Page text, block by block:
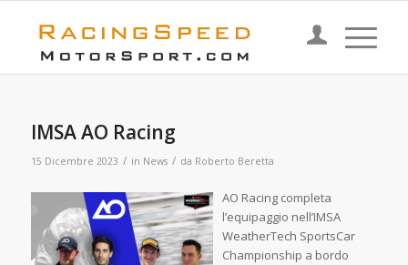
IMSA AO Racing
15 Dicembre 2023 / in News / da Roberto Beretta
AO Racing completa
l’equipaggio nell’IMSA
WeatherTech SportsCar
Championship a bordo